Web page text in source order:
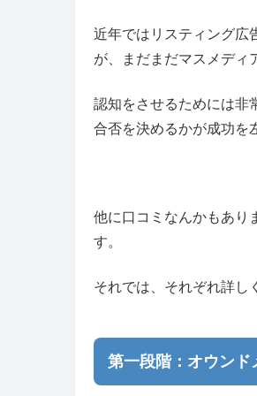
近年ではリスティング広
が、まだまだマスメディ
認知をさせるためには非
合否を決めるかが成功を
他に口コミなんかもあり
す。
それでは、それぞれ詳し
第一段階：オウンド